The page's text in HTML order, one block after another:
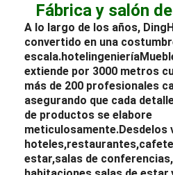
Fábrica y salón
A lo largo de los años,
convertido en una
escala.hotel ingeniería
extiende por 3000 metros
más de 200 profesionales
asegurando que cada
de productos se elabore
meticulosamente.Desde los
hoteles,restaurantes,
estar,salas de